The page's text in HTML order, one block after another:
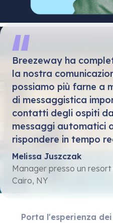
Breezeway ha
la nostra
possiamo più farne a
di messaggistica
contatti degli ospiti
messaggi automatici
rispondere in tempo
Melissa Juszczak
Manager presso un
Cairo, NY
Porta l'esperienza